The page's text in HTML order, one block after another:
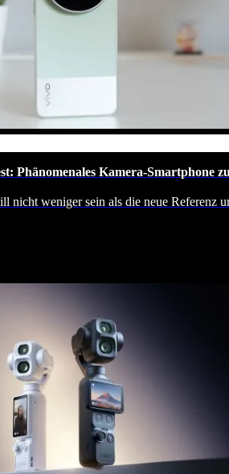
Phänomenales Kamera-Smartphone
nicht weniger sein als die neue Referenz